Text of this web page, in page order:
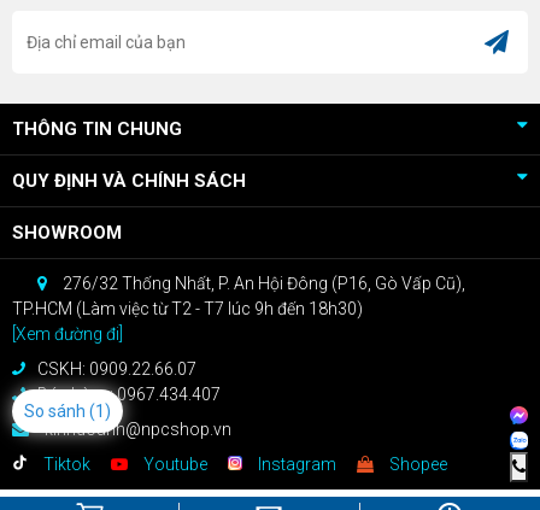
THÔNG TIN CHUNG
QUY ĐỊNH VÀ CHÍNH SÁCH
SHOWROOM
276/32 Thống Nhất, P. An Hội Đông (P16, Gò Vấp Cũ),
TP.HCM (Làm việc từ T2 - T7 lúc 9h đến 18h30)
[Xem đường đi]
CSKH: 0909.22.66.07
Bán hàng: 0967.434.407
kinhdoanh@npcshop.vn
Tiktok
Youtube Instagram Shopee
So sánh (1)